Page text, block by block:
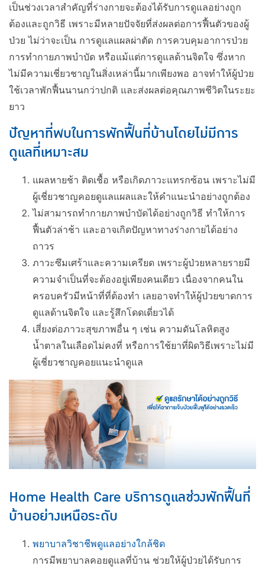
เป็นช่วงเวลาสำคัญที่ร่างกายจะต้องได้รับการดูแลอย่างถูก
ต้องและถูกวิธี เพราะมีหลายปัจจัยที่ส่งผลต่อการฟื้นตัวของผู้
ป่วย ไม่ว่าจะเป็น การดูแลแผลผ่าตัด การควบคุมอาการป่วย
การทำกายภาพบำบัด หรือแม้แต่การดูแลด้านจิตใจ ซึ่งหาก
ไม่มีความเชี่ยวชาญในสิ่งเหล่านี้มากเพียงพอ อาจทำให้ผู้ป่วย
ใช้เวลาพักฟื้นนานกว่าปกติ และส่งผลต่อคุณภาพชีวิตในระยะ
ยาว
ปัญหาที่พบในการพักฟื้นที่บ้านโดยไม่มีการ
ดูแลที่เหมาะสม
แผลหายช้า ติดเชื้อ หรือเกิดภาวะแทรกซ้อน เพราะไม่มี
ผู้เชี่ยวชาญคอยดูแลแผลและให้คำแนะนำอย่างถูกต้อง
ไม่สามารถทำกายภาพบำบัดได้อย่างถูกวิธี ทำให้การ
ฟื้นตัวล่าช้า และอาจเกิดปัญหาทางร่างกายได้อย่าง
ถาวร
ภาวะซึมเศร้าและความเครียด เพราะผู้ป่วยหลายรายมี
ความจำเป็นที่จะต้องอยู่เพียงคนเดียว เนื่องจากคนใน
ครอบครัวมีหน้าที่ที่ต้องทำ เลยอาจทำให้ผู้ป่วยขาดการ
ดูแลด้านจิตใจ และรู้สึกโดดเดี่ยวได้
เสี่ยงต่อภาวะสุขภาพอื่น ๆ เช่น ความดันโลหิตสูง
น้ำตาลในเลือดไม่คงที่ หรือการใช้ยาที่ผิดวิธีเพราะไม่มี
ผู้เชี่ยวชาญคอยแนะนำดูแล
Home Health Care บริการดูแลช่วงพักฟื้นที่
บ้านอย่างเหนือระดับ
พยาบาลวิชาชีพดูแลอย่างใกล้ชิด
การมีพยาบาลคอยดูแลที่บ้าน ช่วยให้ผู้ป่วยได้รับการ